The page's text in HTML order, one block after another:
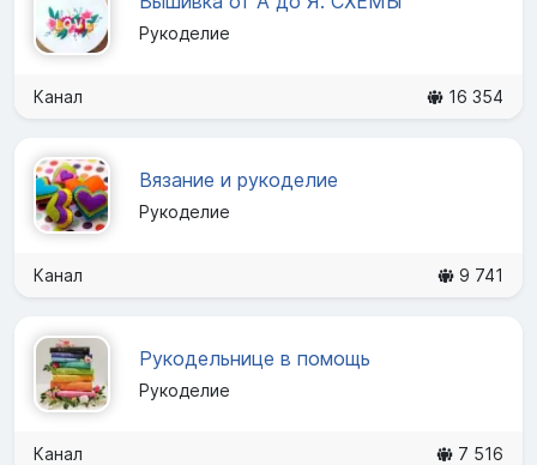
Рукоделие
Канал 16 354
Вязание и рукоделие
Рукоделие
Канал 9 741
Рукодельнице в помощь
Рукоделие
Канал 7 516